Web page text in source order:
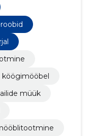
köögimööbel
müük